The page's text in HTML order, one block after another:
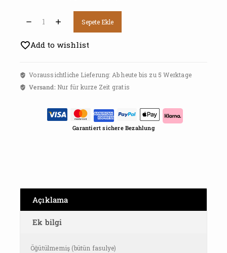
Sepete Ekle
Add to wishlist
Voraussichtliche Lieferung: Ab heute bis zu 5 Werktage
Versand: Nur für kurze Zeit gratis
Garantiert sichere Bezahlung
Açıklama
Ek bilgi
Öğütülmemiş (bütün fasulye)